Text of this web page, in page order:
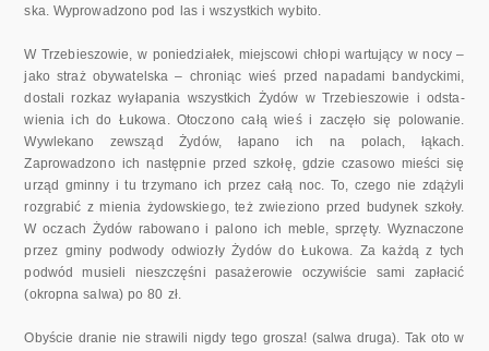
ska. Wyprowadzono pod las i wszystkich wybito.
W Trzebieszowie, w poniedziałek, miejscowi chłopi wartujący w nocy –
jako straż obywatelska – chroniąc wieś przed napadami bandycki­mi,
dostali rozkaz wyłapania wszystkich Żydów w Trzebieszowie i odsta­
wienia ich do Łukowa. Otoczono całą wieś i zaczęło się polowanie.
Wy­wlekano zewsząd Żydów, łapano ich na polach, łąkach.
Zaprowadzono ich następnie przed szkołę, gdzie czasowo mieści się
urząd gminny i tu trzy­mano ich przez całą noc. To, czego nie zdążyli
rozgrabić z mienia żydow­skiego, też zwieziono przed budynek szkoły.
W oczach Żydów rabowano i palono ich meble, sprzęty. Wyznaczone
przez gminy podwody odwiozły Żydów do Łukowa. Za każdą z tych
podwód musieli nieszczęśni pasaże­rowie oczywiście sami zapłacić
(okropna salwa) po 80 zł.
Obyście dranie nie strawili nigdy tego grosza! (salwa druga). Tak oto w